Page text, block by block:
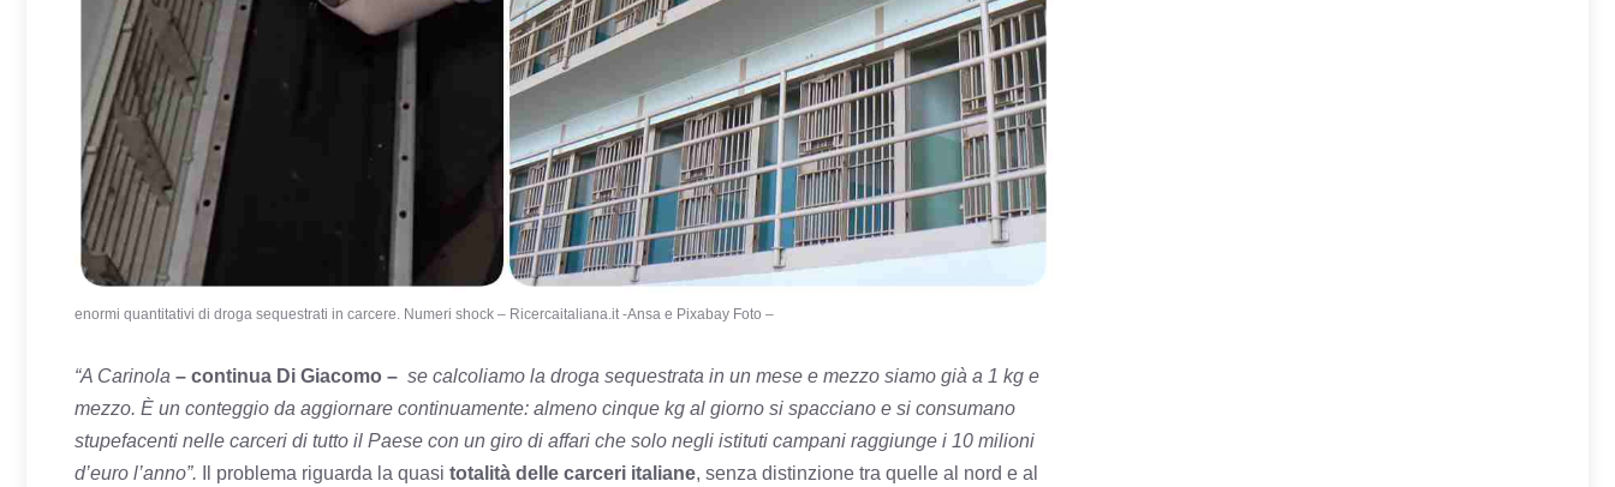
enormi quantitativi di droga sequestrati in carcere. Numeri shock – Ricercaitaliana.it -Ansa e Pixabay Foto –
“A Carinola – continua Di Giacomo – se calcoliamo la droga sequestrata in un mese e mezzo siamo già a 1 kg e
mezzo. È un conteggio da aggiornare continuamente: almeno cinque kg al giorno si spacciano e si consumano
stupefacenti nelle carceri di tutto il Paese con un giro di affari che solo negli istituti campani raggiunge i 10 milioni
d’euro l’anno”.
Il problema riguarda la quasi totalità delle carceri italiane, senza distinzione tra quelle al nord e al